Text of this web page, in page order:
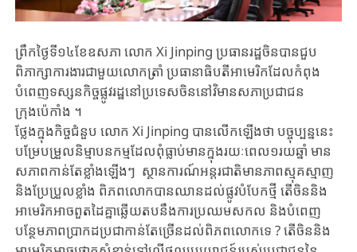
ព្រឹកថ្ងៃទី១៤​ខែឧសភា ​លោក Xi ​Jinping ​ប្រធានរដ្ឋចិន​បាន​ជួប
ពិភាក្សា​ការងារ​ជាមួយ​លោកត្រាំ ​ប្រធានាធិបតី​អាមេរិក​ដែល​កំពុង​
បំពេញទស្សនកិច្ច​ផ្លូវរដ្ឋ​នៅប្រទេសចិន​នៅវិមាន​សភា​ប្រជាជន​
ក្រុងប៉េកាំង ។
ថ្លែង​ក្នុ​ង​កិច្ច​ជំនួប លោក Xi Jinping បាន​លើក​ឡើង​ថា បច្ចុប្បន្ន​នេះ
បម្រែបម្រួល​និម្មាបនកម្មដែល​ពុំធ្លាប់មានក្នុង​រយៈពេល​១រយឆ្នាំ មាន​
សភាពកាន់តែ​ខ្លាំងឡើងៗ​ ស្ថានការណ៍​អន្តរជាតិមាន​ភាពស្មុគស្មាញ
និង​ប្រែប្រួលខ្លាំង​ ពិភពលោក​បាន​ឈាន​ដល់​ផ្លូវបំបែក​ថ្មី តើ​ចិននិង​
អាមេរិក​អាច​ពួតដៃគ្នា​ឆ្លើយ​តប​នឹង​ការប្រឈម​​សកល​ និង​បំពេញ
បន្ថែម​ភាពប្រាកដប្រជា​កាន់​តែ​ច្រើន​ដល់​ពិភពលោក​ទេ ? តើចិននិង​